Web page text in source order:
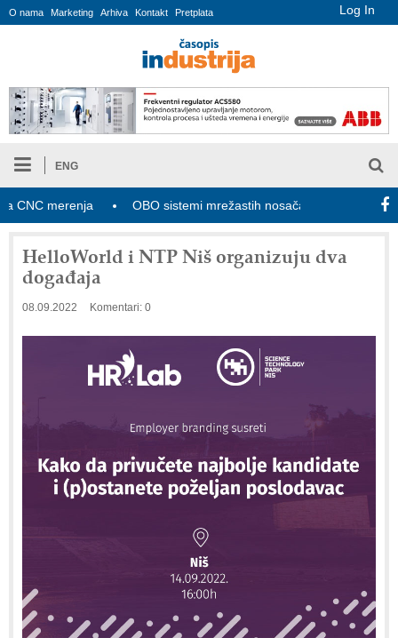
Log In
O nama Marketing Arhiva Kontakt Pretplata
ENG
merenja OBO sistemi mrežastih nosača kablova Novi
HelloWorld i NTP Niš organizuju dva
događaja
08.09.2022 Komentari: 0